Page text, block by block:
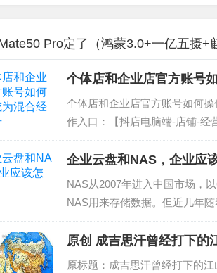
Pro定了（鸿蒙3.0+一亿五摄+
个体店和企业店官方账号
个体店和企业店官方账号如何
作入口：【抖店电脑端-店铺-经
点击按钮【选择模式】 第二步
步：根据经营诉...
企业云盘和NAS，企业应
NAS从2007年进入中国市场，
NAS用来存储数据。但近几年
何级增长，跟不上市场发展的
无法适用新型的办公...
原创 成吉思汗曾经打
原标题：成吉思汗曾经打下的